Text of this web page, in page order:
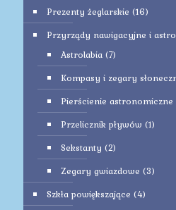
Prezenty żeglarskie (16)
Przyrządy nawigacyjne i
Astrolabia (7)
Kompasy i zegary
Pierścienie astronomiczne
Przelicznik pływów (1)
Sekstanty (2)
Zegary gwiazdowe (3)
Szkła powiększające (4)